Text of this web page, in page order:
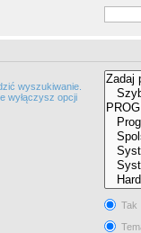
wyszukiwanie.
wyłączysz opcji
Tak